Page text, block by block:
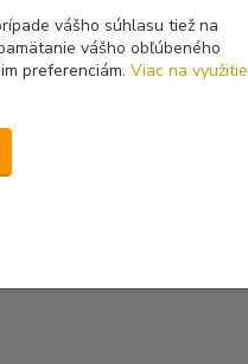
vášho súhlasu tiež na
vášho obľúbeného
preferenciám. Viac na využitie